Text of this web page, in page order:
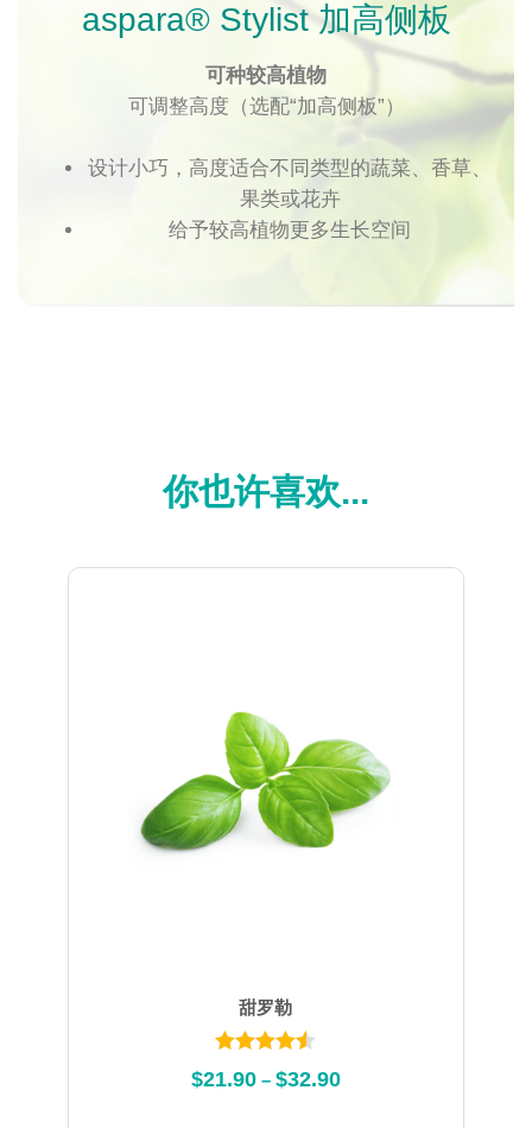
aspara® Stylist 加高侧板
可种较高植物
可调整高度（选配“加高侧板”）
设计小巧，高度适合不同类型的蔬菜、香草、
果类或花卉
给予较高植物更多生长空间
你也许喜欢...
甜罗勒
Rated
4.50out of
$21.90– $32.90